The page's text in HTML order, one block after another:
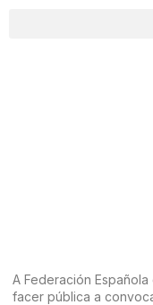
A Federación
facer pública a